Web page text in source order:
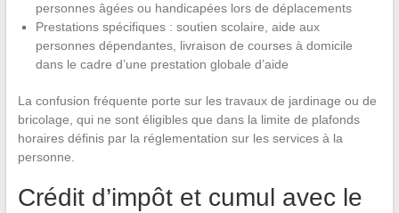
personnes âgées ou handicapées lors de déplacements
Prestations spécifiques : soutien scolaire, aide aux
personnes dépendantes, livraison de courses à domicile
dans le cadre d’une prestation globale d’aide
La confusion fréquente porte sur les travaux de jardinage ou de
bricolage, qui ne sont éligibles que dans la limite de plafonds
horaires définis par la réglementation sur les services à la
personne.
Crédit d’impôt et cumul avec le